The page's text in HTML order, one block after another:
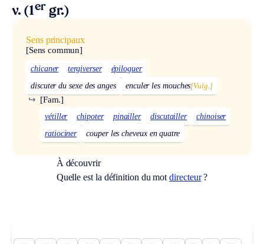
v. (1er gr.)
Sens principaux
[Sens commun]
chicaner tergiverser
épiloguer
discuter du sexe des anges
enculer les mouches[Vulg.]
[Fam.]
↪
vétiller chipoter pinailler discutailler
chinoiser
ratiociner
couper les cheveux en quatre
À découvrir
Quelle est la définition du motdirecteur?